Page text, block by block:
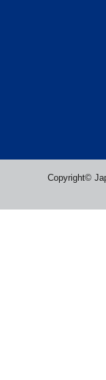
Copyright©